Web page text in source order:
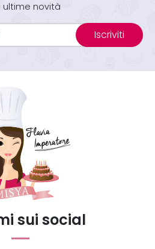
ultime novità
Iscriviti
sui social